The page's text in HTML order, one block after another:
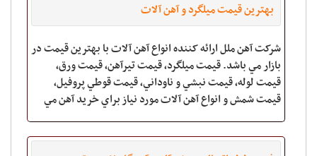
بهترین قیمت میلگرد و آهن آلات
شرکت آهن ملل ارائه کننده انواع آهن آلات با بهترين قيمت در
بازار مي باشد. قيمت ميلگرد، قيمت تيرآهن، قيمت ورق،
قيمت لوله، قيمت نبشي و ناوداني، قيمت قوطي پروفيل،
قيمت شمش و انواع آهن آلات مورد نياز براي خريد آهن مي